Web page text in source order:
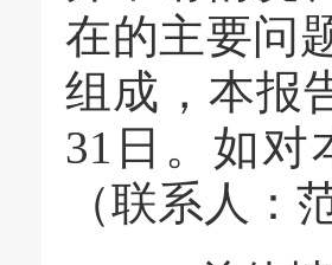
在的主要问
组成，本报
31日。如对
（联系人：